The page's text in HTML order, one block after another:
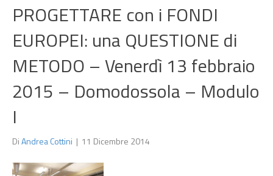
PROGETTARE con i FONDI
EUROPEI: una QUESTIONE di
METODO – Venerdì 13 febbraio
2015 – Domodossola – Modulo
I
DiAndrea Cottini | 11 Dicembre 2014